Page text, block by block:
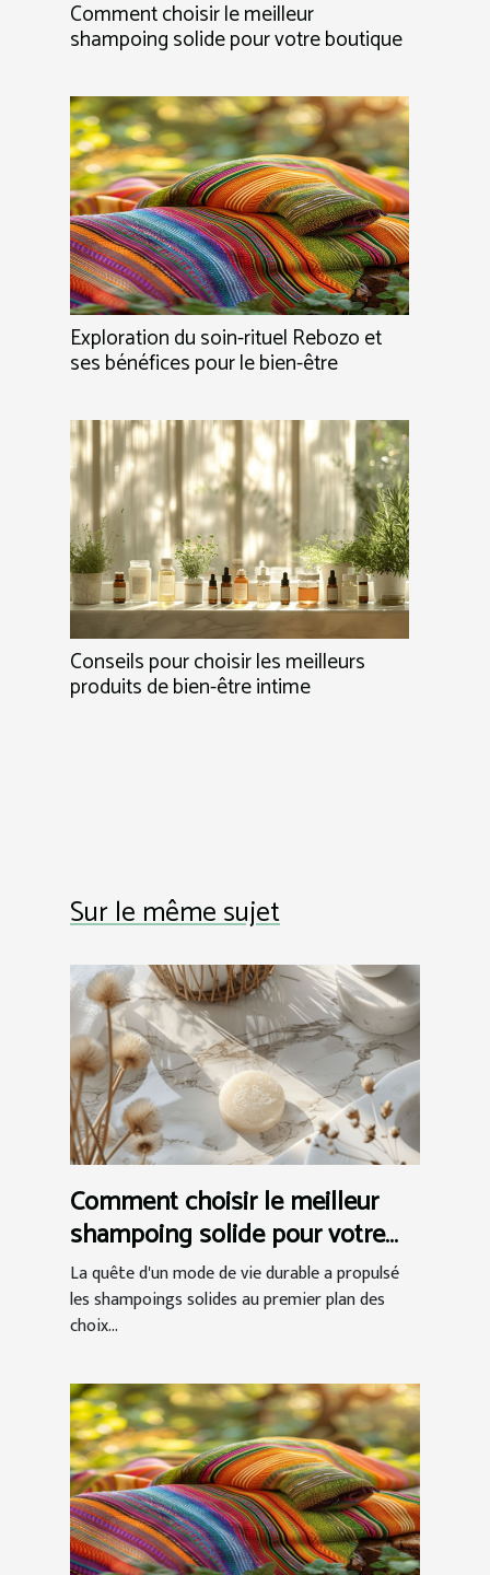
Comment choisir le meilleur
shampoing solide pour votre boutique
Exploration du soin-rituel Rebozo et
ses bénéfices pour le bien-être
Conseils pour choisir les meilleurs
produits de bien-être intime
Sur le même sujet
Comment choisir le meilleur
shampoing solide pour votre
boutique
La quête d'un mode de vie durable a propulsé
les shampoings solides au premier plan des
choix...